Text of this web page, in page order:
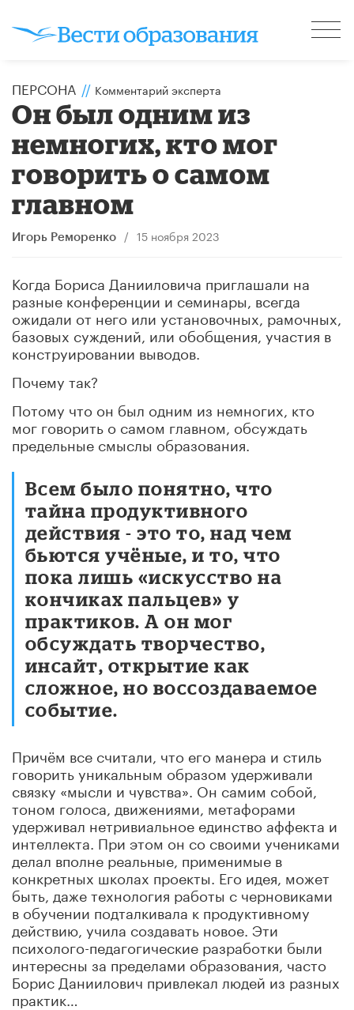
ПЕРСОНА // Комментарий эксперта
Он был одним из
немногих, кто мог
говорить о самом
главном
Игорь Реморенко / 15 ноября 2023
Когда Бориса Данииловича приглашали на
разные конференции и семинары, всегда
ожидали от него или установочных, рамочных,
базовых суждений, или обобщения, участия в
конструировании выводов.
Почему так?
Потому что он был одним из немногих, кто
мог говорить о самом главном, обсуждать
предельные смыслы образования.
Всем было понятно, что
тайна продуктивного
действия - это то, над чем
бьются учёные, и то, что
пока лишь «искусство на
кончиках пальцев» у
практиков. А он мог
обсуждать творчество,
инсайт, открытие как
сложное, но воссоздаваемое
событие.
Причём все считали, что его манера и стиль
говорить уникальным образом удерживали
связку «мысли и чувства». Он самим собой,
тоном голоса, движениями, метафорами
удерживал нетривиальное единство аффекта и
интеллекта. При этом он со своими учениками
делал вполне реальные, применимые в
конкретных школах проекты. Его идея, может
быть, даже технология работы с черновиками
в обучении подталкивала к продуктивному
действию, учила создавать новое. Эти
психолого-педагогические разработки были
интересны за пределами образования, часто
Борис Даниилович привлекал людей из разных
практик…